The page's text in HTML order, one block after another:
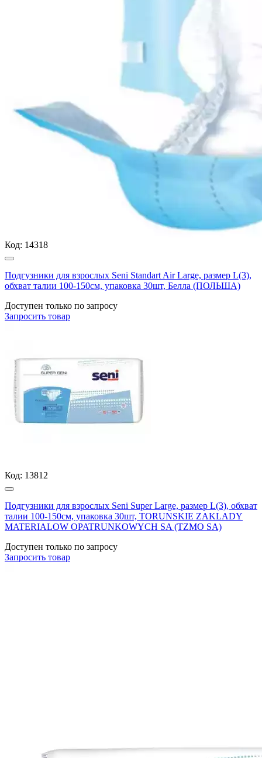
Код: 14318
Подгузники для взрослых Seni Standart Air Large, размер L(3),
обхват талии 100-150см, упаковка 30шт, Белла (ПОЛЬША)
Доступен только по запросу
Запросить товар
Код: 13812
Подгузники для взрослых Seni Super Large, размер L(3), обхват
талии 100-150см, упаковка 30шт, TORUNSKIE ZAKLADY
MATERIALOW OPATRUNKOWYCH SA (TZMO SA)
Доступен только по запросу
Запросить товар